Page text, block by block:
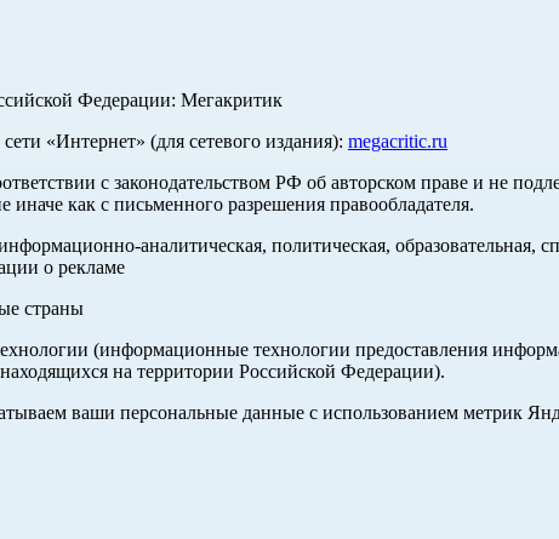
Федерации: Мегакритик
«Интернет» (для сетевого издания): megacritic.ru
с законодательством РФ об авторском праве и не
как с письменного разрешения правообладателя.
аналитическая, политическая, образовательная,
о рекламе
страны
(информационные технологии предоставления
на территории Российской Федерации).
ваши персональные данные с использованием метрик